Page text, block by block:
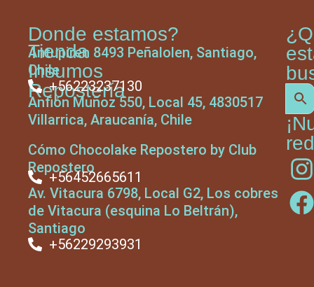
Tienda
Insumos
Repostería
Donde estamos?
Antupiren 8493 Peñalolen, Santiago,
Chile
+56223237130
Anfión Muñoz 550, Local 45, 4830517
Villarrica, Araucanía, Chile
Cómo Chocolake Repostero by Club
Repostero
+56452665611
Av. Vitacura 6798, Local G2, Los cobres
de Vitacura (esquina Lo Beltrán),
Santiago
+56229293931